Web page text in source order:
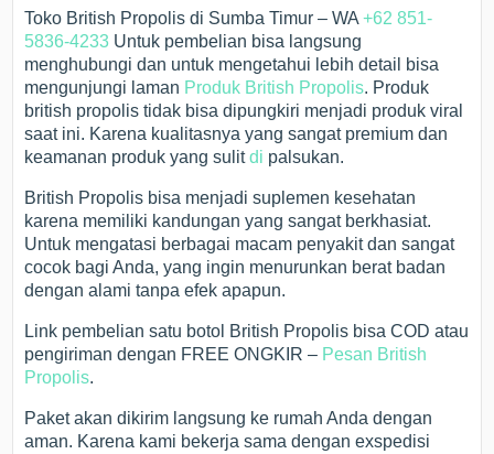
Toko British Propolis di Sumba Timur – WA+62 851-
5836-4233 Untuk pembelian bisa langsung
menghubungi dan untuk mengetahui lebih detail bisa
mengunjungi laman Produk British Propolis. Produk
british propolis tidak bisa dipungkiri menjadi produk viral
saat ini. Karena kualitasnya yang sangat premium dan
keamanan produk yang sulitdi palsukan.
British Propolis bisa menjadi suplemen kesehatan
karena memiliki kandungan yang sangat berkhasiat.
Untuk mengatasi berbagai macam penyakit dan sangat
cocok bagi Anda, yang ingin menurunkan berat badan
dengan alami tanpa efek apapun.
Link pembelian satu botol British Propolis bisa COD atau
pengiriman dengan FREE ONGKIR – Pesan British
Propolis.
Paket akan dikirim langsung ke rumah Anda dengan
aman. Karena kami bekerja sama dengan exspedisi